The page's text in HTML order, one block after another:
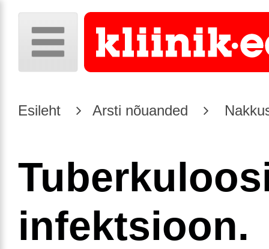
Esileht Arsti nõuanded
infektsioon.